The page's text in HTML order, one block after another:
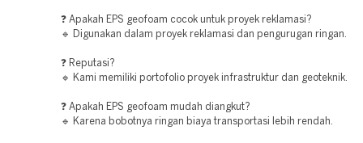
❓ Apakah EPS geofoam cocok untuk proyek reklamasi?
🔹 Digunakan dalam proyek reklamasi dan pengurugan ringan.
❓ Reputasi?
🔹 Kami memiliki portofolio proyek infrastruktur dan geoteknik.
❓ Apakah EPS geofoam mudah diangkut?
🔹 Karena bobotnya ringan biaya transportasi lebih rendah.